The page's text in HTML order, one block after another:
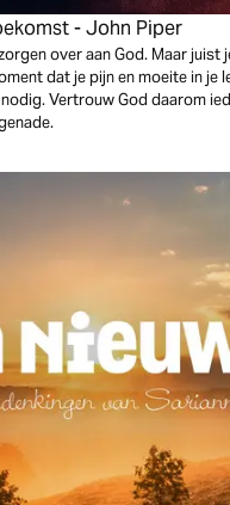
- John Piper
over aan God. Maar juist
dat je pijn en moeite in je
Vertrouw God daarom